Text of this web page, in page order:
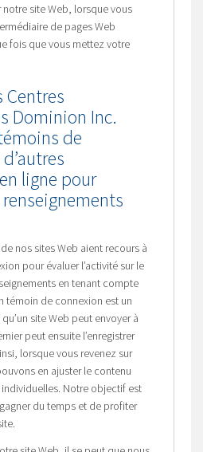
site Web, lorsque vous
de pages Web
fois que vous mettez votre
Centres
Dominion Inc.
de
ligne pour
nos sites Web aient recours à
pour évaluer l’activité sur le
en tenant compte
témoin de connexion est un
site Web peut envoyer à
peut ensuite l’enregistrer
lorsque vous revenez sur
en ajuster le contenu
Notre objectif est
du temps et de profiter